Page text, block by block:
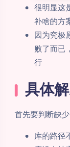
很明显这
补啥的方
因为究极
败了而已
行
具体
首先要判断缺
库的路径